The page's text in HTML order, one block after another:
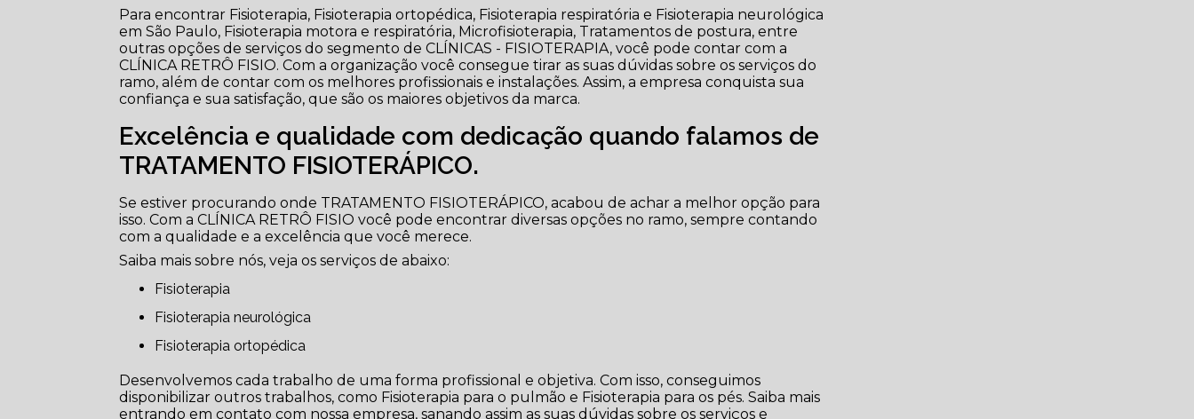
Para encontrar Fisioterapia, Fisioterapia ortopédica, Fisioterapia respiratória e Fisioterapia neurológica
em São Paulo, Fisioterapia motora e respiratória, Microfisioterapia, Tratamentos de postura, entre
outras opções de serviços do segmento de CLÍNICAS - FISIOTERAPIA, você pode contar com a
CLÍNICA RETRÔ FISIO. Com a organização você consegue tirar as suas dúvidas sobre os serviços do
ramo, além de contar com os melhores profissionais e instalações. Assim, a empresa conquista sua
confiança e sua satisfação, que são os maiores objetivos da marca.
Excelência e qualidade com dedicação quando falamos de
TRATAMENTO FISIOTERÁPICO.
Se estiver procurando onde TRATAMENTO FISIOTERÁPICO, acabou de achar a melhor opção para
isso. Com a CLÍNICA RETRÔ FISIO você pode encontrar diversas opções no ramo, sempre contando
com a qualidade e a excelência que você merece.
Saiba mais sobre nós, veja os serviços de abaixo:
Fisioterapia
Fisioterapia neurológica
Fisioterapia ortopédica
Desenvolvemos cada trabalho de uma forma profissional e objetiva. Com isso, conseguimos
disponibilizar outros trabalhos, como Fisioterapia para o pulmão e Fisioterapia para os pés. Saiba mais
entrando em contato com nossa empresa, sanando assim as suas dúvidas sobre os serviços e